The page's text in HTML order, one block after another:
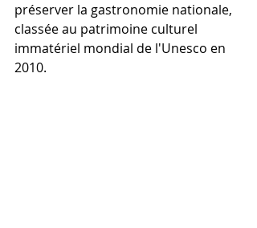
préserver la gastronomie nationale,
classée au patrimoine culturel
immatériel mondial de l'Unesco en
2010.